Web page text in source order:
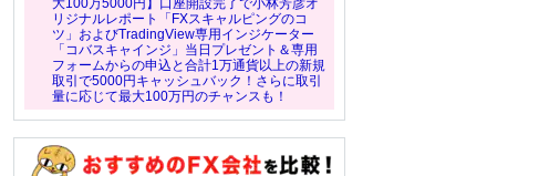
大100万5000円】口座開設完了で小林芳彦オ
リジナルレポート「FXスキャルピングのコ
ツ」およびTradingView専用インジケーター
「コバスキャインジ」当日プレゼント＆専用
フォームからの申込と合計1万通貨以上の新規
取引で5000円キャッシュバック！さらに取引
量に応じて最大100万円のチャンスも！